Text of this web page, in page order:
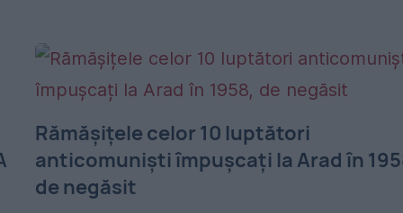
Rămășițele celor 10 luptători
anticomuniști împușcați la Arad în
de negăsit